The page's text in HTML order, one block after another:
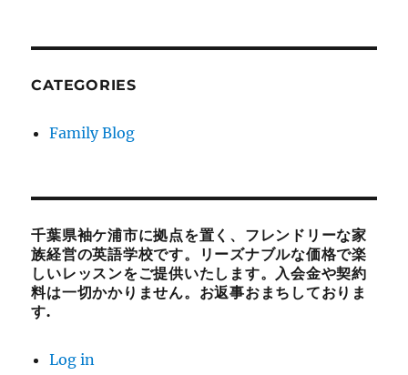
CATEGORIES
Family Blog
千葉県袖ケ浦市に拠点を置く、フレンドリーな家
族経営の英語学校です。リーズナブルな価格で楽
しいレッスンをご提供いたします。入会金や契約
料は一切かかりません。お返事おまちしておりま
す.
Log in